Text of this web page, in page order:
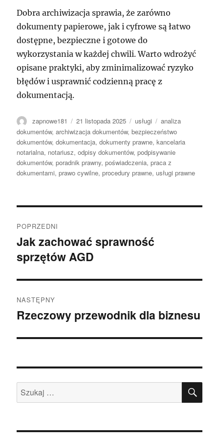
Dobra archiwizacja sprawia, że zarówno
dokumenty papierowe, jak i cyfrowe są łatwo
dostępne, bezpieczne i gotowe do
wykorzystania w każdej chwili. Warto wdrożyć
opisane praktyki, aby zminimalizować ryzyko
błędów i usprawnić codzienną pracę z
dokumentacją.
Autor
zapnowe181
Data
publikacji
21 listopada 2025 Kategorie
usługi Tagi
analiza
dokumentów,archiwizacja dokumentów,bezpieczeństwo
dokumentów,dokumentacja,dokumenty prawne,kancelaria
notarialna, notariusz,odpisy dokumentów,podpisywanie
dokumentów,poradnik prawny,poświadczenia,praca z
dokumentami,prawo cywilne,procedury prawne, usługi prawne
wpisu
POPRZEDNI
Poprzedni
wpis:
Jak zachować sprawność
sprzętów AGD
NASTĘPNY
Następny
Rzeczowy przewodnik dla biznesu
Szukaj: